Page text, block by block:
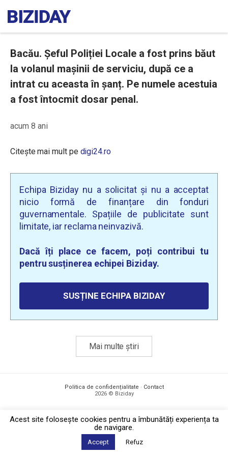
Bacău. Șeful Poliției Locale a fost prins băut
la volanul mașinii de serviciu, după ce a
intrat cu aceasta în șanț. Pe numele acestuia
a fost întocmit dosar penal.
acum 8 ani
Citește mai mult pe digi24.ro
Echipa Biziday nu a solicitat și nu a acceptat
nicio formă de finanțare din fonduri
guvernamentale. Spațiile de publicitate sunt
limitate, iar reclama neinvazivă.
Dacă îți place ce facem, poți contribui tu
pentru susținerea echipei Biziday.
SUSȚINE ECHIPA BIZIDAY
Mai multe știri
Politica de confidențialitate · Contact
2026 © Biziday
Acest site foloseşte cookies pentru a îmbunătăți experiența ta
de navigare.
Accept Refuz